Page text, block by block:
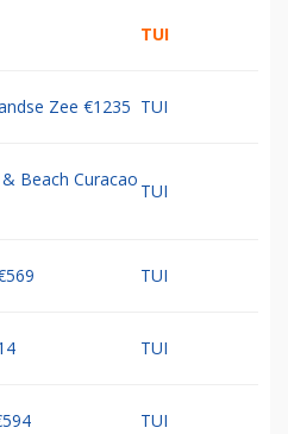
TUI
Zee €1235 TUI
Beach Curacao
TUI
TUI
TUI
TUI